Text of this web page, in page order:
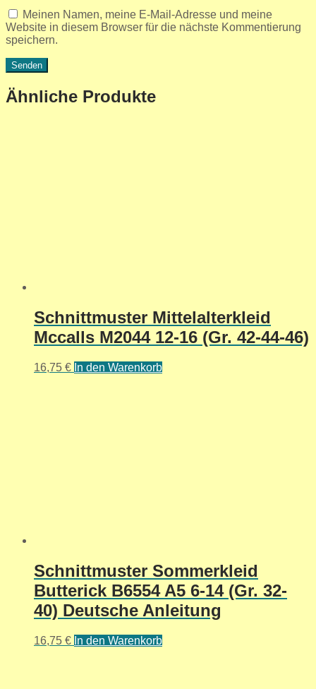
Meinen Namen, meine E-Mail-Adresse und meine
Website in diesem Browser für die nächste Kommentierung
speichern.
Ähnliche Produkte
Schnittmuster Mittelalterkleid
Mccalls M2044 12-16 (Gr. 42-44-46)
16,75 € In den Warenkorb
Schnittmuster Sommerkleid
Butterick B6554 A5 6-14 (Gr. 32-
40) Deutsche Anleitung
16,75 € In den Warenkorb